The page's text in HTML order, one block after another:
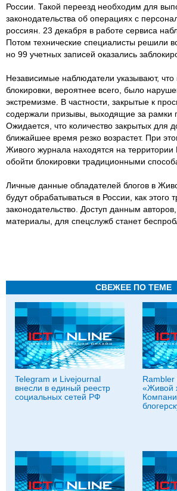
России. Такой переезд необходим для
законодательства об операциях с
россиян. 23 декабря в работе сервиса
Потом технические специалисты решили
но 99 учетных записей оказались
Независимые наблюдатели указывают, что
блокировки, вероятнее всего, было
экстремизме. В частности, закрытые к
содержали призывы, выходящие за рамки
Ожидается, что количество закрытых для
ближайшее время резко возрастет. При
Живого журнала находятся на территории
обойти блокировки традиционными
Личные данные обладателей блогов в
будут обрабатываться в России, как этого
законодательство. Доступ данным
материалы, для спецслужб станет
СВЕЖЕЕ ПО ТЕМЕ
Telegram и Livejournal
внесли в единый реестр
социальных сетей РФ
Rambler
«Живой